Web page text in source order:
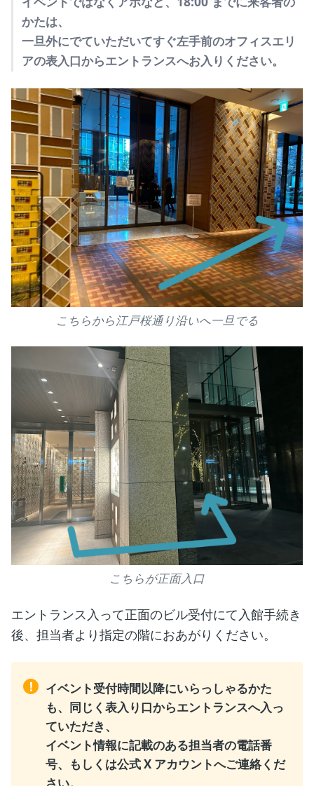
かたは、
一旦外にでていただいてすぐ左手前のオフィスエリ
アの表入口からエントランスへお入りください。
こちらから江戸桜通り沿いへ一旦でる
こちらが正面入口
エントランス入って正面のビル受付にて入館手続き
後、担当者より指定の階におあがりください。
!
イベント受付時間以降にいらっしゃるかた
も、同じく表入り口からエントランスへ入っ
ていただき、
イベント情報に記載のある担当者の電話番
号、もしくは公式 X アカウントへご連絡くだ
さい。